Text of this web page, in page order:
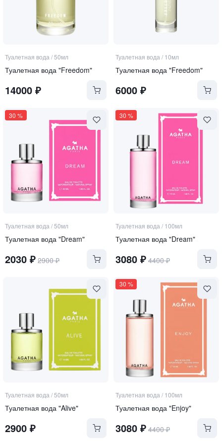
Туалетная вода /50мл
Туалетная вода "Freedom"
14000 ₽
Туалетная вода / 10мл
Туалетная вода "Freedom"
6000₽
30 %
Туалетная вода /50мл
Туалетная вода "Dream"
2030 ₽ 2900₽
30 %
Туалетная вода / 100мл
Туалетная вода "Dream"
3080₽ 4400₽
Туалетная вода /50мл
Туалетная вода "Alive"
2900 ₽
30 %
Туалетная вода / 100мл
Туалетная вода "Enjoy"
3080₽ 4400₽